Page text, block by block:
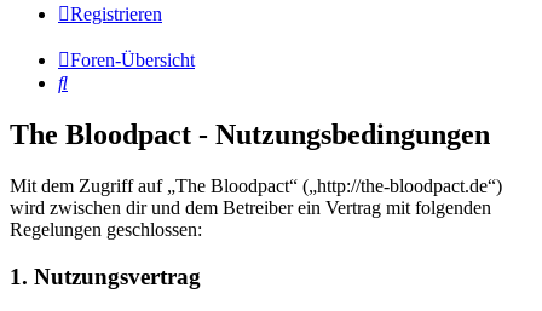
Registrieren
Foren-Übersicht
Suche
The Bloodpact - Nutzungsbedingungen
Mit dem Zugriff auf „The Bloodpact“ („http://the-bloodpact.de“)
wird zwischen dir und dem Betreiber ein Vertrag mit folgenden
Regelungen geschlossen:
1. Nutzungsvertrag